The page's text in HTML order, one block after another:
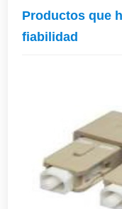
Productos que
fiabilidad